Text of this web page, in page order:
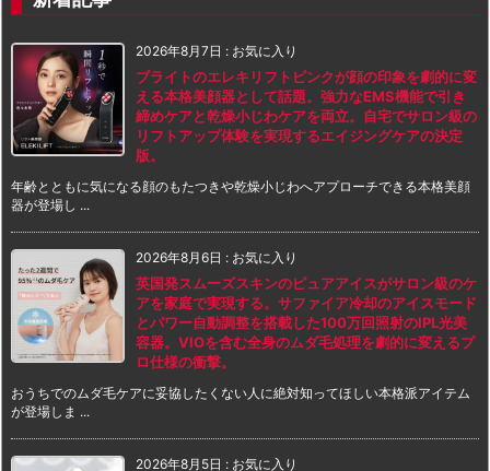
2026年8月7日 : お気に入り
ブライトのエレキリフトピンクが顔の印象を劇的に変
える本格美顔器として話題。強力なEMS機能で引き
締めケアと乾燥小じわケアを両立。自宅でサロン級の
リフトアップ体験を実現するエイジングケアの決定
版。
年齢とともに気になる顔のもたつきや乾燥小じわへアプローチできる本格美顔
器が登場し ...
2026年8月6日 : お気に入り
英国発スムーズスキンのピュアアイスがサロン級のケ
アを家庭で実現する。サファイア冷却のアイスモード
とパワー自動調整を搭載した100万回照射のIPL光美
容器。VIOを含む全身のムダ毛処理を劇的に変えるプ
ロ仕様の衝撃。
おうちでのムダ毛ケアに妥協したくない人に絶対知ってほしい本格派アイテム
が登場しま ...
2026年8月5日 : お気に入り